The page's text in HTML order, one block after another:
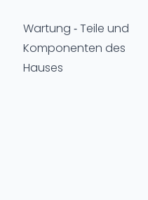
Wartung - Teile und
Komponenten des
Hauses